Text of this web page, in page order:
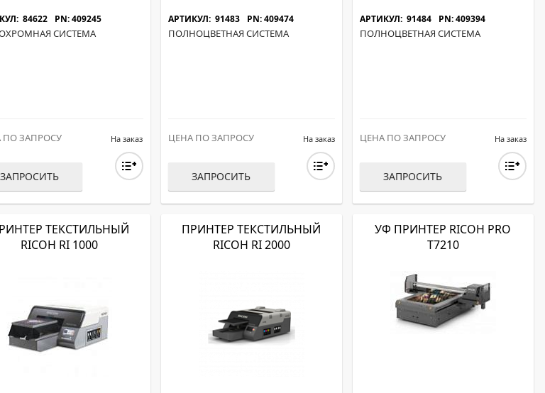
84622 PN: 409245
СИСТЕМА
ПО ЗАПРОСУ На заказ
ЗАПРОСИТЬ
АРТИКУЛ: 91483 PN: 409474
ПОЛНОЦВЕТНАЯ СИСТЕМА
ЦЕНА ПО ЗАПРОСУ На заказ
ЗАПРОСИТЬ
АРТИКУЛ: 91484 PN: 409394
ПОЛНОЦВЕТНАЯ СИСТЕМА
ЦЕНА ПО ЗАПРОСУ На заказ
ЗАПРОСИТЬ
ТЕКСТИЛЬНЫЙ
RICOH RI 1000
ПРИНТЕР ТЕКСТИЛЬНЫЙ
RICOH RI 2000
УФ ПРИНТЕР RICOH PRO
T7210